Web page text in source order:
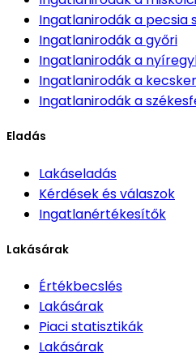
Ingatlanirodáka pecsia
Ingatlanirodáka győri
Ingatlanirodáka
Ingatlanirodáka
Ingatlanirodáka
Eladás
Lakáseladás
Kérdések és válaszok
Ingatlanértékesítők
Lakásárak
Értékbecslés
Lakásárak
Piaci statisztikák
Lakásárak